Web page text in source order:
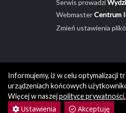
Serwis prowadzi
WebmasterCentrum
Zmień ustawienia
Informujemy, iż w celu optymalizacji
urządzeniach końcowych
Więcej w naszejpolityce prywatności.
Ustawienia Akceptuję